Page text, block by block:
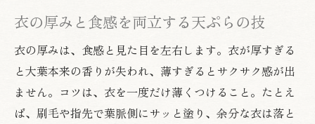
衣の厚みと食感を両立する天ぷらの技
衣の厚みは、食感と見た目を左右します。衣が厚すぎる
と大葉本来の香りが失われ、薄すぎるとサクサク感が出
ません。コツは、衣を一度だけ薄くつけること。たとえ
ば、刷毛や指先で葉脈側にサッと塗り、余分な衣は落と